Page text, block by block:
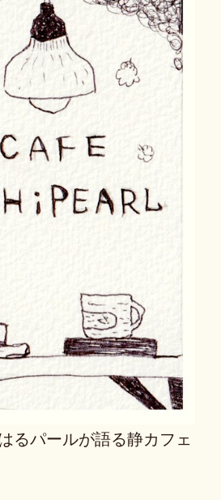
るパールが語る静カフェ